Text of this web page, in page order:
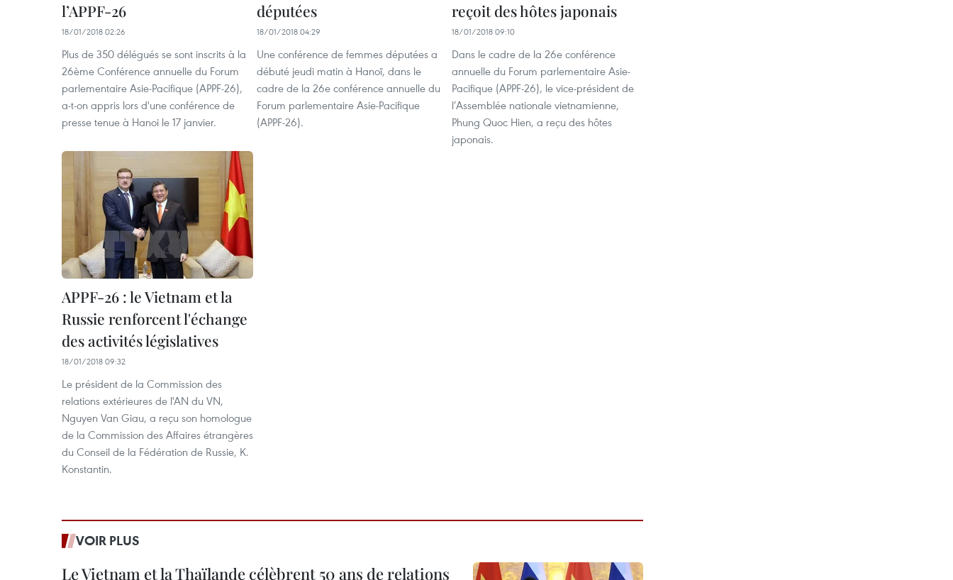
l’APPF-26
18/01/2018 02:26
Plus de 350 délégués se sont inscrits à la
26ème Conférence annuelle du Forum
parlementaire Asie-Pacifique (APPF-26),
a-t-on appris lors d'une conférence de
presse tenue à Hanoi le 17 janvier.
députées
18/01/2018 04:29
Une conférence de femmes députées a
débuté jeudi matin à Hanoï, dans le
cadre de la 26e conférence annuelle du
Forum parlementaire Asie-Pacifique
(APPF-26).
reçoit des hôtes japonais
18/01/2018 09:10
Dans le cadre de la 26e conférence
annuelle du Forum parlementaire Asie-
Pacifique (APPF-26), le vice-président de
l’Assemblée nationale vietnamienne,
Phung Quoc Hien, a reçu des hôtes
japonais.
APPF-26 : le Vietnam et la
Russie renforcent l'échange
des activités législatives
18/01/2018 09:32
Le président de la Commission des
relations extérieures de l'AN du VN,
Nguyen Van Giau, a reçu son homologue
de la Commission des Affaires étrangères
du Conseil de la Fédération de Russie, K.
Konstantin.
VOIR PLUS
Le Vietnam et la Thaïlande célèbrent 50 ans de relations